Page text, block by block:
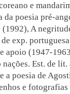
e
da poesia pré-
A
exp.
apoio (1947-
Est. de
a poesia de
e